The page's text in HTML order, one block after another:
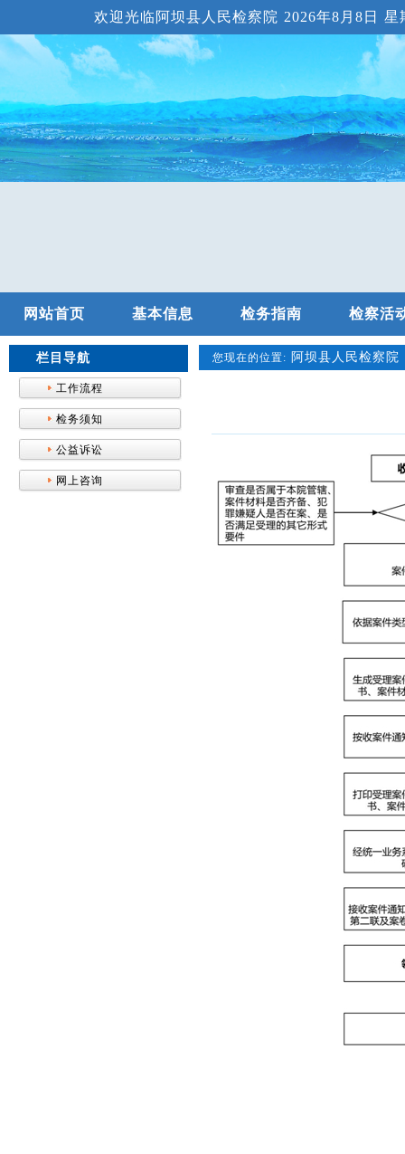
欢迎光临阿坝县人民检察院 2026年8月8日 星
网站首页 基本信息 检务指南 检察活
栏目导航
工作流程
检务须知
公益诉讼
网上咨询
您现在的位置: 阿坝县人民检察院